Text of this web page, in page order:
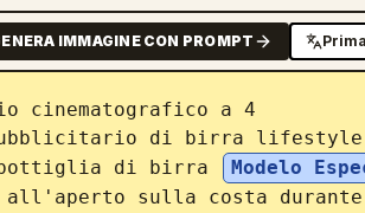
IMMAGINE CON PROMPT
cinematografico a 4
di birra lifestyle
di birra
Modelo
sulla costa